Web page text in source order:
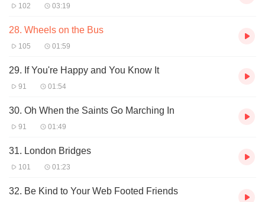
102 03:19
28. Wheels on the Bus
105 01:59
29. If You're Happy and You Know It
91 01:54
30. Oh When the Saints Go Marching In
91 01:49
31. London Bridges
101 01:23
32. Be Kind to Your Web Footed Friends